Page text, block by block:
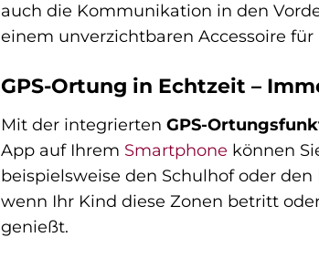
auch die Kommunikation in den
einem unverzichtbaren Accessoire
GPS-Ortung in Echtzeit –
Mit der integrierten GPS-
App auf Ihrem Smartphone können
beispielsweise den Schulhof oder
wenn Ihr Kind diese Zonen betritt
genießt.